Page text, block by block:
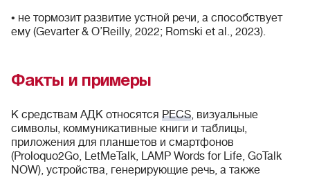
• не тормозит развитие устной речи, а способствует
ему (Gevarter & O’Reilly, 2022; Romski et al., 2023).
Факты и примеры
К средствам АДК относятся PECS, визуальные
символы, коммуникативные книги и таблицы,
приложения для планшетов и смартфонов
(Proloquo2Go, LetMeTalk, LAMP Words for Life, GoTalk
NOW), устройства, генерирующие речь, а также